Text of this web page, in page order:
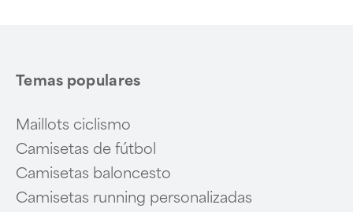
Temas populares
Maillots ciclismo
Camisetas de fútbol
Camisetas baloncesto
Camisetas running personalizadas